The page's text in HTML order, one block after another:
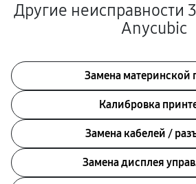
Другие неисправности
Anycubic
Замена материнской
Калибровка
Замена кабелей /
Замена дисплея